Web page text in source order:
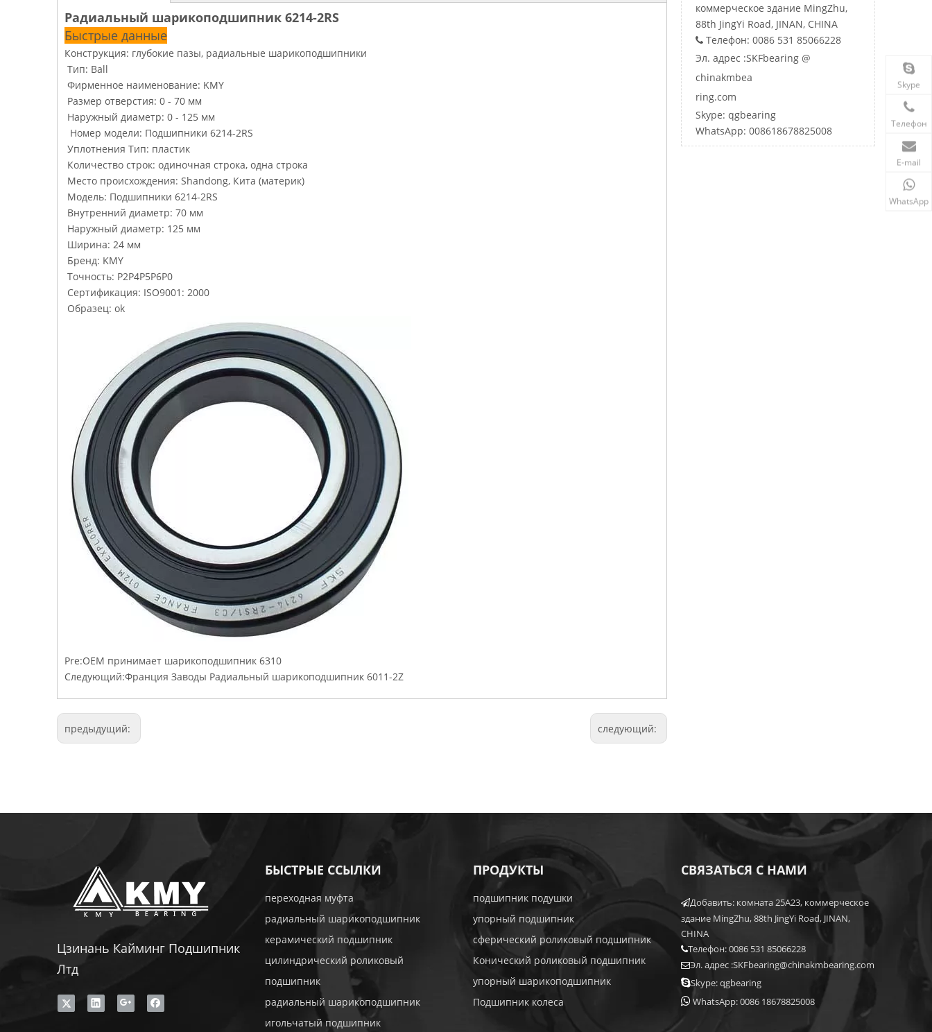
Радиальный шарикоподшипник 6214-2RS
Быстрые данные
Конструкция: глубокие пазы, радиальные шарикоподшипники
Тип: Ball
Фирменное наименование: KMY
Размер отверстия: 0 - 70 мм
Наружный диаметр: 0 - 125 мм
Номер модели: Подшипники 6214-2RS
Уплотнения Тип: пластик
Количество строк: одиночная строка, одна строка
Место происхождения: Shandong, Кита (материк)
Модель: Подшипники 6214-2RS
Внутренний диаметр: 70 мм
Наружный диаметр: 125 мм
Ширина: 24 мм
Бренд: KMY
Точность: P2P4P5P6P0
Сертификация: ISO9001: 2000
Образец: ok
Pre:OEM принимает шарикоподшипник 6310
Следующий:Франция Заводы Радиальный шарикоподшипник 6011-2Z
предыдущий: следующий:
коммерческое здание MingZhu,
88th JingYi Road, JINAN, CHINA
 Телефон: 0086 531 85066228
Эл. адрес :SKFbearing @
chinakmbea
ring.com
Skype: qgbearing
WhatsApp: 008618678825008
Цзинань Кайминг Подшипник
Лтд
БЫСТРЫЕ ССЫЛКИ
переходная муфта
радиальный шарикоподшипник
керамический подшипник
цилиндрический роликовый
подшипник
радиальный шарикоподшипник
игольчатый подшипник
ПРОДУКТЫ
подшипник подушки
упорный подшипник
сферический роликовый подшипник
Конический роликовый подшипник
упорный шарикоподшипник
Подшипник колеса
СВЯЗАТЬСЯ С НАМИ
Добавить: комната 25A23, коммерческое
здание MingZhu, 88th JingYi Road, JINAN,
CHINA
Телефон: 0086 531 85066228
Эл. адрес :SKFbearing@chinakmbearing.com
Skype: qgbearing
 WhatsApp: 0086 18678825008
Skype
Телефон
E-mail
WhatsApp